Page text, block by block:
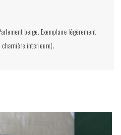
belge. Exemplaire légèrement
intérieure).